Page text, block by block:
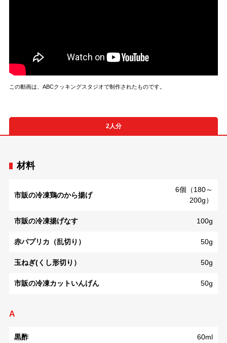
この動画は、ABCクッキングスタジオで制作されたものです。
2人分
材料
市販の冷凍鶏のから揚げ
6個（180～
200g）
市販の冷凍揚げなす 100g
赤パプリカ（乱切り） 50g
玉ねぎ(くし形切り） 50g
市販の冷凍カットいんげん 50g
A
黒酢 60ml